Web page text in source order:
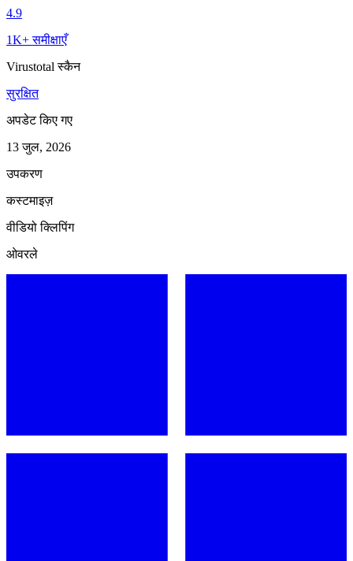
4.9
1K+ समीक्षाएँ
Virustotal स्कैन
सुरक्षित
अपडेट किए गए
13 जुल, 2026
उपकरण
कस्टमाइज़
वीडियो क्लिपिंग
ओवरले